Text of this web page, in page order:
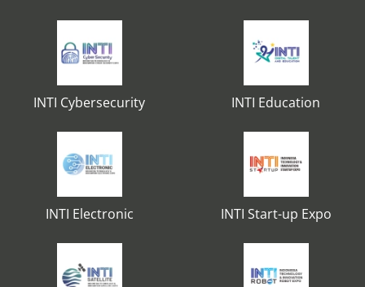
INTI Cybersecurity INTI Education
INTI Electronic INTI Start-up Expo